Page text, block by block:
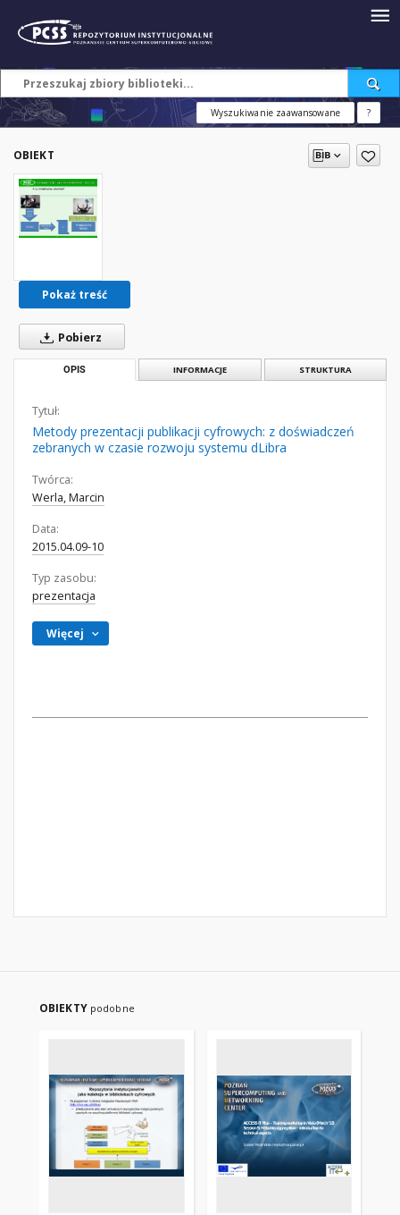
Wyszukiwanie zaawansowane ?
OBIEKT
Pokaż treść
Pobierz
OPIS INFORMACJE STRUKTURA
Tytuł:
Metody prezentacji publikacji cyfrowych: z doświadczeń
zebranych w czasie rozwoju systemu dLibra
Twórca:
Werla, Marcin
Data:
2015.04.09-10
Typ zasobu:
prezentacja
Więcej
OBIEKTY podobne